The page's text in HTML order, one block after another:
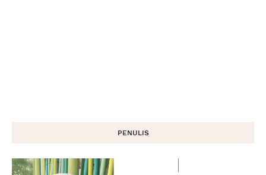
PENULIS